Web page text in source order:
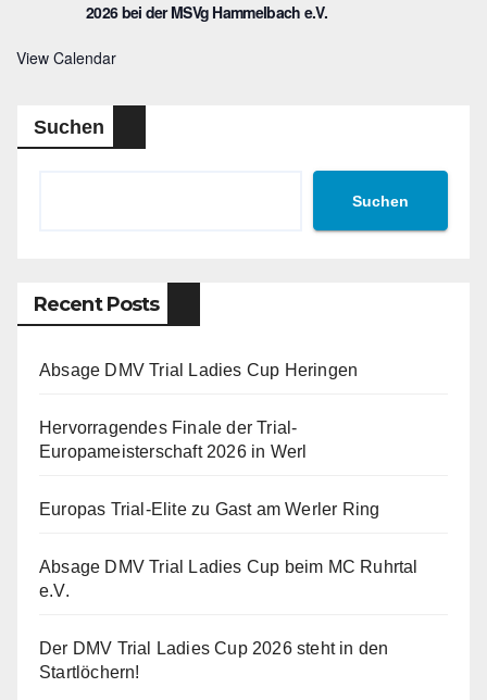
2026 bei der MSVg Hammelbach e.V.
View Calendar
Suchen
Suchen
Recent Posts
Absage DMV Trial Ladies Cup Heringen
Hervorragendes Finale der Trial-
Europameisterschaft 2026 in Werl
Europas Trial-Elite zu Gast am Werler Ring
Absage DMV Trial Ladies Cup beim MC Ruhrtal
e.V.
Der DMV Trial Ladies Cup 2026 steht in den
Startlöchern!